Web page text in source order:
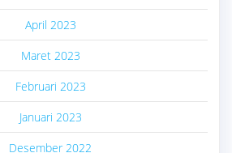
April 2023
Maret 2023
Februari 2023
Januari 2023
Desember 2022